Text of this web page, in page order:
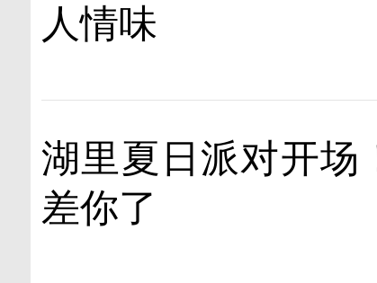
人情味
湖里夏日派对开场
差你了